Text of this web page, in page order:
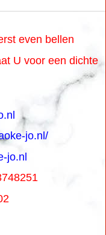
even bellen
U voor een dichte
jo.nl/
jo.nl